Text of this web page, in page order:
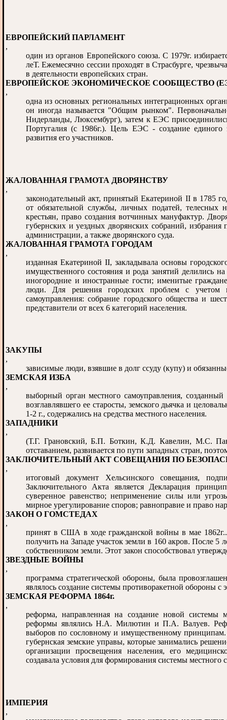
ЕВРОПЕЙСКИЙ ПАРЛАМЕНТ
,
один из органов Европейского союза. С 1979г.
леТ. Ежемесячно сессии проходят в Страсбурге,
в деятельности европейских стран.
ЕВРОПЕЙСКОЕ ЭКОНОМИЧЕСКОЕ СООБЩЕСТВО
,
одна из основных региональных интеграционных
он иногда называется "Общим рынком".
Нидерланды, Люксембург), затем к ЕЭС
Португалия (с 1986г.). Цель ЕЭС - создание единого
развития его участников.
ЖАЛОВАННАЯ ГРАМОТА ДВОРЯНСТВУ
,
законодательный акт, принятый Екатериной II в 1785
от обязательной службы, личных податей, телесных
крестьян, право создания вотчинных мануфактур.
губернских и уездных дворянских собраний,
администрации, а также дворянского суда.
ЖАЛОВАННАЯ ГРАМОТА ГОРОДАМ
,
изданная Екатериной II, закладывала основы
имущественного состояния и рода занятий делились
иногородние и иностранные гости; именитые
люди. Для решения городских проблем с учетом
самоуправления: собрание городского общества и
представители от всех 6 категорий населения.
ЗАКУПЫ
,
зависимые люди, взявшие в долг ссуду (купу) и
ЗЕМСКАЯ ИЗБА
,
выборный орган местного самоуправления, созданный
возглавлявшего ее старосты, земского дьячка и
1-2 г., содержались на средства местного населения.
ЗАПАДНИКИ
,
(Т.Г. Грановский, Б.П. Боткин, К.Д. Кавелин, М.С.
отставанием, развивается по пути западных стран,
ЗАКЛЮЧИТЕЛЬНЫЙ АКТ СОВЕЩАНИЯ ПО
,
итоговый документ Хельсинского совещания,
Заключительного Акта является Декларация
суверенное равенство; неприменение силы или
мирное урегулирование споров; равноправие и право
ЗАКОН О ГОМСТЕДАХ
,
принят в США в ходе гражданской войны в мае
получить на Западе участок земли в 160 акров. После 5
собственником земли. Этот закон способствовал
ЗВЕЗДНЫЕ ВОЙНЫ
,
программа стратегической обороны, была
являлось создание системы противоракетной обороны с
ЗЕМСКАЯ РЕФОРМА 1864г.
,
реформа, направленная на создание новой системы
реформы являлись Н.А. Милютин и П.А. Валуев.
выборов по сословному и имущественному
губернская земские управы, которые занимались
организации просвещения населения, его
создавала условия для формирования системы местного
ИМПЕРИЯ
,